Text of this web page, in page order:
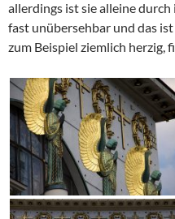
allerdings ist sie alleine
fast unübersehbar und das
zum Beispiel ziemlich herzig,